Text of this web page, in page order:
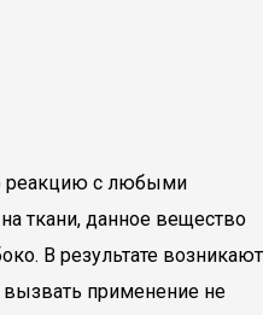
реакцию с любыми
ткани, данное вещество
В результате возникают
применение не